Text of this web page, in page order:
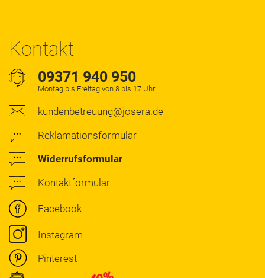
Kontakt
09371 940 950
Montag bis Freitag von 8 bis 17 Uhr
kundenbetreuung@josera.de
Reklamationsformular
Widerrufsformular
Kontaktformular
Facebook
Instagram
Pinterest